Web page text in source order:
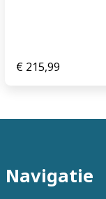
€215,99
Navigatie